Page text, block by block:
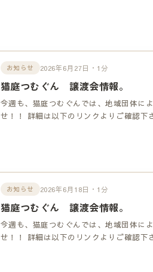
お知らせ 2026年6月27日・1分
猫庭つむぐん 譲渡会情報。
今週も、猫庭つむぐんでは、地域団体に
せ！！ 詳細は以下のリンクよりご確認下
お知らせ 2026年6月18日・1分
猫庭つむぐん 譲渡会情報。
今週も、猫庭つむぐんでは、地域団体に
せ！！ 詳細は以下のリンクよりご確認下